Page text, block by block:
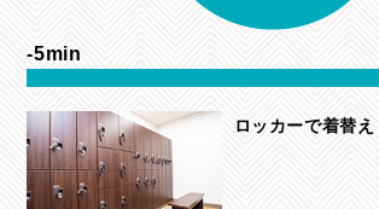
-5min
ロッカーで着替え